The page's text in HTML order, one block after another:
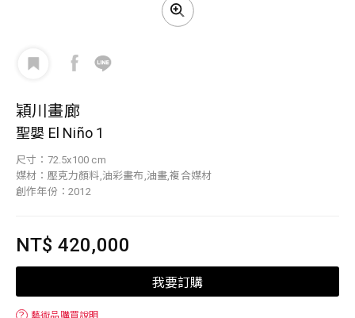
穎川畫廊
聖嬰 El Niño 1
尺寸：72.5x100 cm
媒材：壓克力顏料,油彩畫布,油畫,複合媒材
創作年份：2012
NT$ 420,000
我要訂購
？ 藝術品購買說明